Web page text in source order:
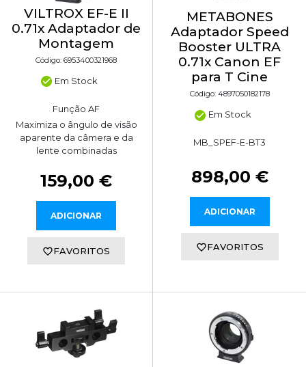
VILTROX EF-E II
0.71x Adaptador de
Montagem
Código: 6953400321968
Em Stock
Função AF
Maximiza o ângulo de visão
aparente da câmera e da
lente combinadas
159,00 €
ADICIONAR
FAVORITOS
METABONES
Adaptador Speed
Booster ULTRA
0.71x Canon EF
para T Cine
Código: 4897050182178
Em Stock
MB_SPEF-E-BT3
898,00 €
ADICIONAR
FAVORITOS